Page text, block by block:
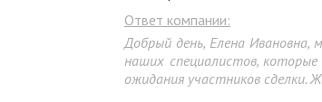
Ответ компании:
Добрый день, Елена
наших специалистов,
ожидания участников сделки.